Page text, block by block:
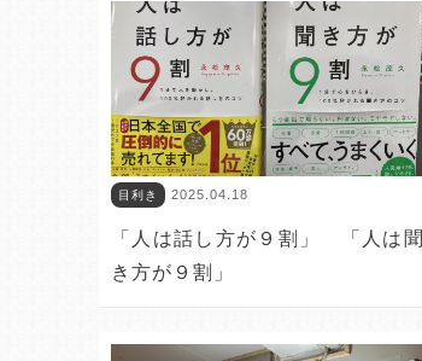
目利き 2025.04.18
「人は話し方が９割」 「人は聞
き方が９割」